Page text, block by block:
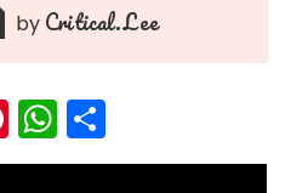
by Critical.Lee
Pi
n
W
h 享